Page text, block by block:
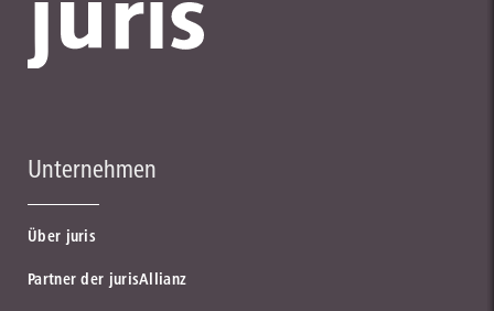
Unternehmen
Über juris
Partner der jurisAllianz